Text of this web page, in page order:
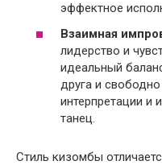
эффектное
Взаимная
лидерство и
идеальный
друга и
интерпретации и
танец.
Стиль кизомбы